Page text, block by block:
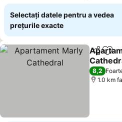
Selectați datele pentru a vedea
prețurile exacte
8,2
1.0 km